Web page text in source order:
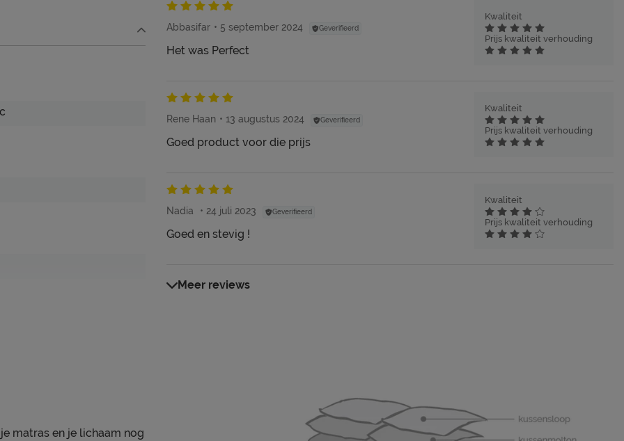
Abbasifar 5 september 2024 Geverifieerd
Het was Perfect
Kwaliteit
Prijs kwaliteit verhouding
Rene Haan 13 augustus 2024 Geverifieerd
Goed product voor die prijs
Kwaliteit
Prijs kwaliteit verhouding
Nadia 24 juli 2023 Geverifieerd
Goed en stevig !
Kwaliteit
Prijs kwaliteit verhouding
Meer reviews
matras en je lichaam nog